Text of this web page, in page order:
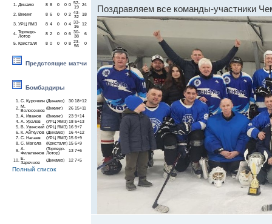
1.
Динамо 8 8 0 0 0 52-
19
24
2. Викинг 8 6 0 0 2 43-
32
18
3. УРЦ ЯМЗ 8 4 0 0 4 33-
36
12
4. Торпедо-
Лотор
8 2 0 0 6 30-
38
6
5. Кристалл 8 0 0 0 8 23-
56
0
Предстоящие матчи
Бомбардиры
1. С. Курочкин (Динамо) 30 18+12
2.
М.
Волосенков
(Викинг) 26 15+11
3. А. Иванов (Викинг) 23 9+14
4. А. Уралев (УРЦ ЯМЗ) 18 5+13
5.
В. Узинский (УРЦ ЯМЗ) 16 9+7
6.
К. Айткулов (Динамо) 16 4+12
7. С. Нагаев (УРЦ ЯМЗ) 15 6+9
8. С. Магола (Кристалл) 15 6+9
9. А.
Филатенков
(Торпедо-
Лотор)
13 7+6
10.
Е.
Заречнов
(Динамо) 12 7+5
Полный список
Поздравляем все команды-участники